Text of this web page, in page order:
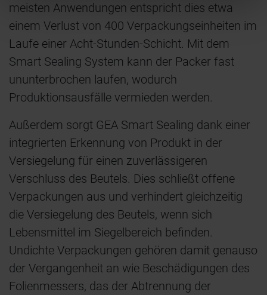
meisten Anwendungen entspricht dies etwa
einem Verlust von 400 Verpackungseinheiten im
Laufe einer Acht-Stunden-Schicht. Mit dem
Smart Sealing System kann der Packer fast
ununterbrochen laufen, wodurch
Produktionsausfälle vermieden werden.
Außerdem sorgt GEA Smart Sealing dank einer
integrierten Erkennung von Produkt in der
Versiegelung für einen zuverlässigeren
Verschluss des Beutels. Dies schließt offene
Verpackungen aus und verhindert gleichzeitig
die Versiegelung des Beutels, wenn sich
Lebensmittel im Siegelbereich befinden.
Undichte Verpackungen gehören damit genauso
der Vergangenheit an wie Beschädigungen des
Folienmessers, das der Abtrennung der